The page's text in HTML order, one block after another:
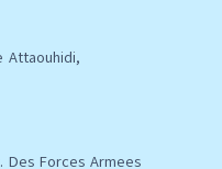
Attaouhidi,
Des Forces Armees